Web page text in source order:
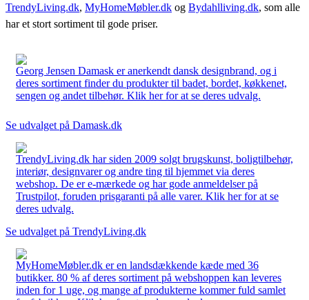
TrendyLiving.dk, MyHomeMøbler.dk og Bydahlliving.dk, som alle
har et stort sortiment til gode priser.
Georg Jensen Damask er anerkendt dansk designbrand, og i
deres sortiment finder du produkter til badet, bordet, køkkenet,
sengen og andet tilbehør. Klik her for at se deres udvalg.
Se udvalget på Damask.dk
TrendyLiving.dk har siden 2009 solgt brugskunst, boligtilbehør,
interiør, designvarer og andre ting til hjemmet via deres
webshop. De er e-mærkede og har gode anmeldelser på
Trustpilot, foruden prisgaranti på alle varer. Klik her for at se
deres udvalg.
Se udvalget på TrendyLiving.dk
MyHomeMøbler.dk er en landsdækkende kæde med 36
butikker. 80 % af deres sortiment på webshoppen kan leveres
inden for 1 uge, og mange af produkterne kommer fuld samlet